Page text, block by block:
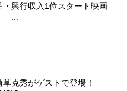
・興行収入1位スタート映画
...
草克秀がゲストで登場！